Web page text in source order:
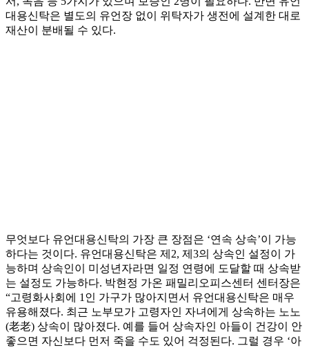
대용신탁은 별도의 유언장 없이 위탁자가 생전에 설계한 대로
재산이 분배될 수 있다.
무엇보다 유언대용신탁의 가장 큰 장점은 ‘연속 상속’이 가능
하다는 것이다. 유언대용신탁은 제2, 제3의 상속인 설정이 가
능하며 상속인이 미성년자라면 일정 연령에 도달할 때 상속받
는 설정도 가능하다. 박현정 가온 패밀리오피스센터 센터장은
“고령화사회에 1인 가구가 많아지면서 유언대용신탁은 매우
유용해졌다. 최근 노부모가 고령자인 자녀에게 상속하는 노노
(老老) 상속이 많아졌다. 예를 들어 상속자인 아들이 건강이 안
좋으면 자신보다 먼저 죽을 수도 있어 걱정된다. 그럴 경우 ‘아